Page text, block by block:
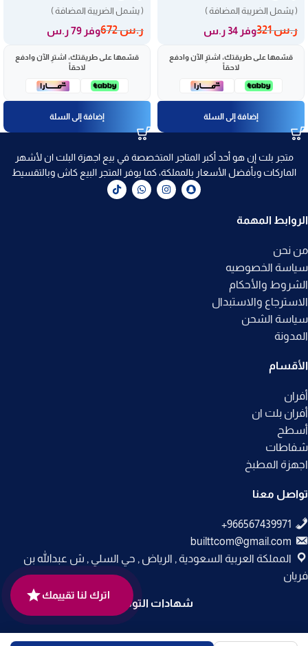
( يشمل الضريبة المضافة )
ر.س321 وفر 34 ر.س
قسّمها على طريقتك، اشترِ الآن وادفع
لاحقاً
إضافة إلى السلة
( يشمل الضريبة المضافة )
ر.س672 وفر 79 ر.س
قسّمها على طريقتك، اشترِ الآن وادفع
لاحقاً
إضافة إلى السلة
متجر بلت إن هو أحد أكبر المتاجر المتخصصة في بيع اجهزة البلت ان لأشهر
الماركات وبأفضل الأسعار بالمملكة، كما يوفر المتجر البيع كاش وبالتقسيط
الروابط المهمة
من نحن
سياسة الخصوصيه
الشروط والأحكام
الاسترجاع والاستبدال
سياسة الشحن
المدونة
الأقسام
أفران
أفران بلت ان
أسطح
شفاطات
اجهزة المطبخ
تواصل معنا
builttcom@gmail.com
المملكة العربية السعودية , الرياض , حي السلي , ش عبدالله بن
فريان
شهادات التوثيق
جميع الحقوق محفوظة لـمتجر بلت إن© 2025.
اترك لنا تقييمك